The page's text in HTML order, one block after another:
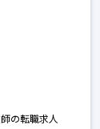
の転職求人